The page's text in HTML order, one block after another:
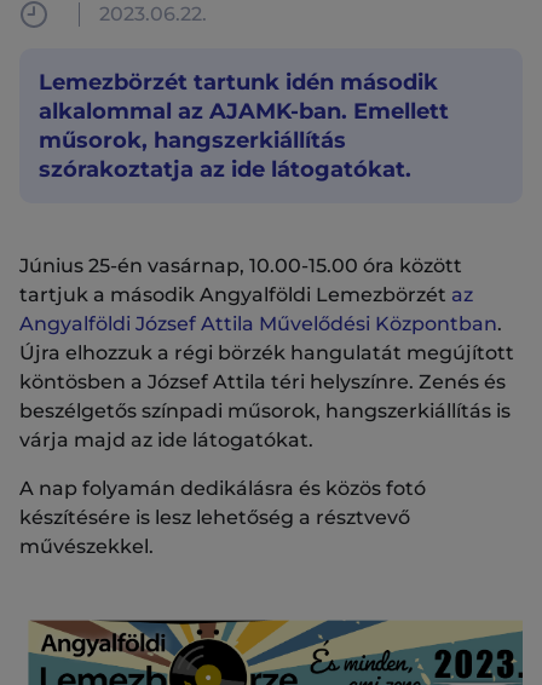
2023.06.22.
Lemezbörzét tartunk idén második
alkalommal az AJAMK-ban. Emellett
műsorok, hangszerkiállítás
szórakoztatja az ide látogatókat.
Június 25-én vasárnap, 10.00-15.00 óra között
tartjuk a második Angyalföldi Lemezbörzét az
Angyalföldi József Attila Művelődési Központban.
Újra elhozzuk a régi börzék hangulatát megújított
köntösben a József Attila téri helyszínre. Zenés és
beszélgetős színpadi műsorok, hangszerkiállítás is
várja majd az ide látogatókat.
A nap folyamán dedikálásra és közös fotó
készítésére is lesz lehetőség a résztvevő
művészekkel.